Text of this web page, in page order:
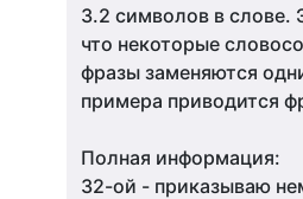
3.2 символов в слове.
что некоторые
фразы заменяются
примера приводится
Полная информация:
32-ой - приказываю